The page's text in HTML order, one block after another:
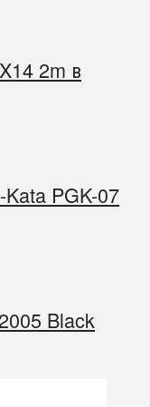
2m в
PGK-07
Black